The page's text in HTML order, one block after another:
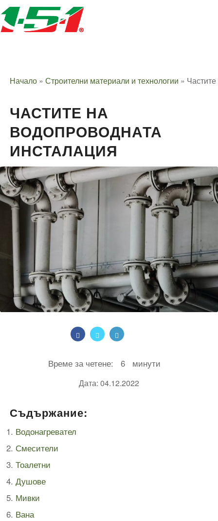
Начало » Строителни материали и технологии »
ЧАСТИТЕ НА
ВОДОПРОВОДНАТА
ИНСТАЛАЦИЯ
Време за четене: 6 минути
Дата: 04.12.2022
Съдържание:
Водонагревател
Смесители
Тоалетни
Душове
Мивки
Вана